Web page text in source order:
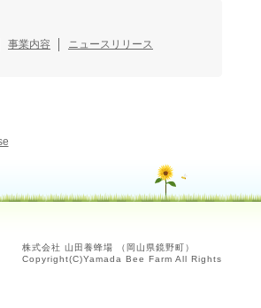
事業内容
ニュースリリース
株式会社 山田養蜂場 （岡山県鏡野町）
Copyright(C)Yamada Bee Farm All Rights